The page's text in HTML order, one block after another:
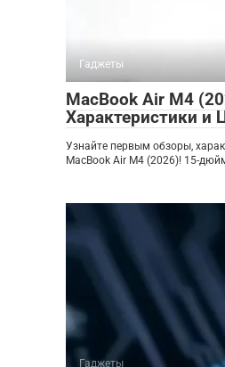
Гаджеты
MacBook Air M4
Характеристики и
Узнайте первым обзоры,
MacBook Air M4 (2026)! 15-
Гаджеты